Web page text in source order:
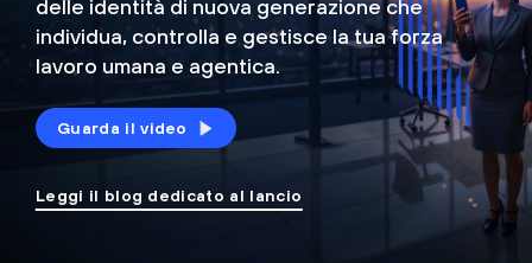
delle identità di nuova generazione che
individua, controlla e gestisce la tua forza
lavoro umana e agentica.
Guarda il video
Leggi il blog dedicato al lancio